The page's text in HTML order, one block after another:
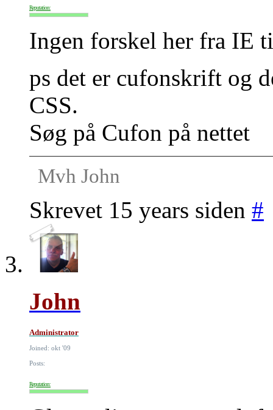
Reputation:
Ingen forskel her fra IE
ps det er cufonskrift og
CSS.
Søg på Cufon på nettet
Mvh John
Skrevet 15 years siden #
John
Administrator
Joined: okt '09
Posts:
Reputation: